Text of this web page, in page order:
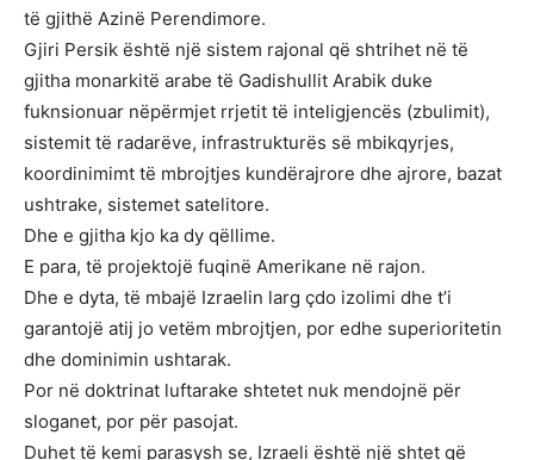
të gjithë Azinë Perendimore.
Gjiri Persik është një sistem rajonal që shtrihet në të
gjitha monarkitë arabe të Gadishullit Arabik duke
fuknsionuar nëpërmjet rrjetit të inteligjencës (zbulimit),
sistemit të radarëve, infrastrukturës së mbikqyrjes,
koordinimimt të mbrojtjes kundërajrore dhe ajrore, bazat
ushtrake, sistemet satelitore.
Dhe e gjitha kjo ka dy qëllime.
E para, të projektojë fuqinë Amerikane në rajon.
Dhe e dyta, të mbajë Izraelin larg çdo izolimi dhe t’i
garantojë atij jo vetëm mbrojtjen, por edhe superioritetin
dhe dominimin ushtarak.
Por në doktrinat luftarake shtetet nuk mendojnë për
sloganet, por për pasojat.
Duhet të kemi parasysh se, Izraeli është një shtet që